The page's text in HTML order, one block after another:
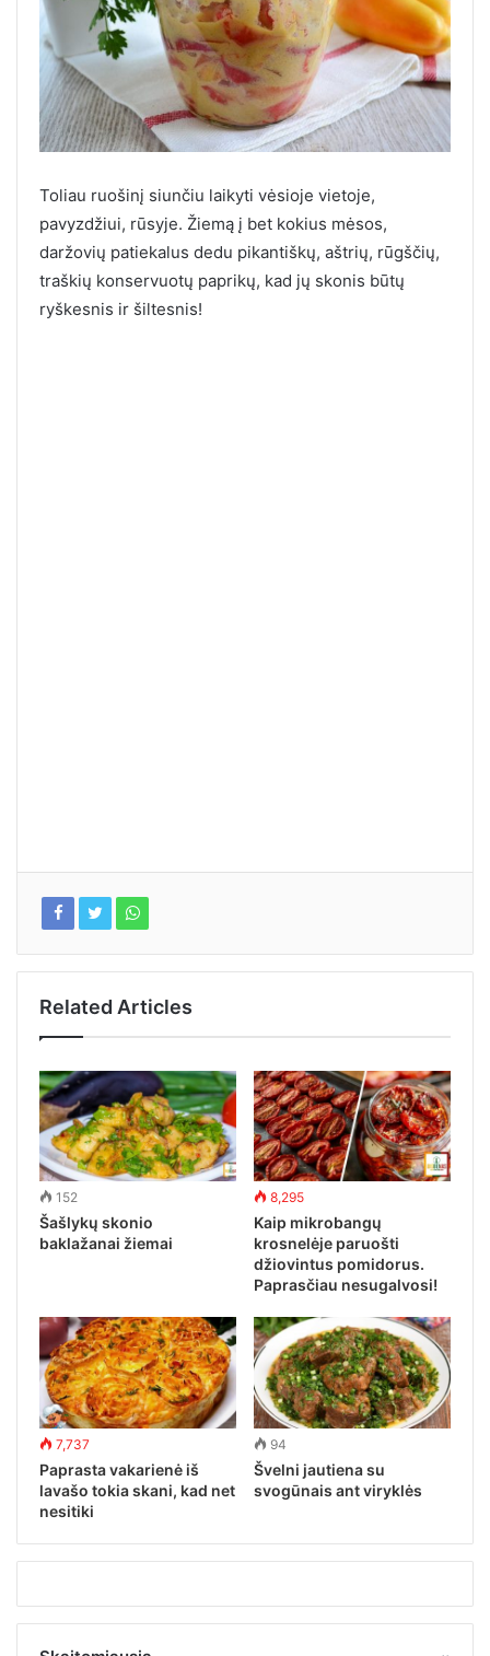
Toliau ruošinį siunčiu laikyti vėsioje vietoje,
pavyzdžiui, rūsyje. Žiemą į bet kokius mėsos,
daržovių patiekalus dedu pikantiškų, aštrių, rūgščių,
traškių konservuotų paprikų, kad jų skonis būtų
ryškesnis ir šiltesnis!
Related Articles
152
Šašlykų skonio
baklažanai žiemai
8,295
Kaip mikrobangų
krosnelėje paruošti
džiovintus pomidorus.
Paprasčiau nesugalvosi!
7,737
Paprasta vakarienė iš
lavašo tokia skani, kad net
nesitiki
94
Švelni jautiena su
svogūnais ant viryklės